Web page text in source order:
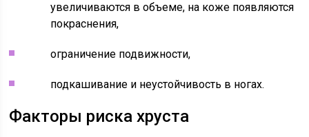
увеличиваются в объеме, на коже появляются
покраснения,
ограничение подвижности,
подкашивание и неустойчивость в ногах.
Факторы риска хруста